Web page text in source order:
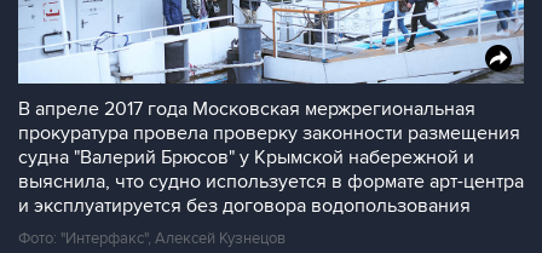
В апреле 2017 года Московская мержрегиональная
прокуратура провела проверку законности размещения
судна "Валерий Брюсов" у Крымской набережной и
выяснила, что судно используется в формате арт-центра
и эксплуатируется без договора водопользования
Фото: "Интерфакс", Алексей Кузнецов